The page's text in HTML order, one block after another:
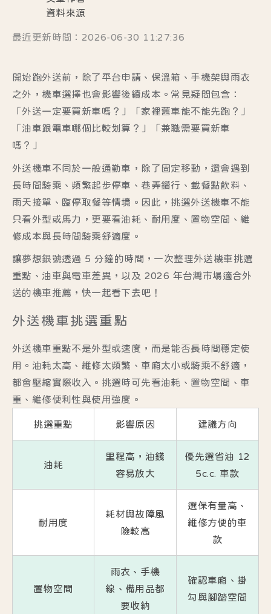
資料來源
最近更新時間：2026-06-30 11:27:36
開始跑外送前，除了平台申請、保溫箱、手機架與雨衣
之外，機車選擇也會影響後續成本。常見疑問包含：
「外送一定要買新車嗎？」「家裡舊車能不能先跑？」
「油車跟電車哪個比較划算？」「兼職需要買新車
嗎？」
外送機車不同於一般通勤車，除了固定移動，還會遇到
長時間騎乘、頻繁起步停車、巷弄鑽行、載餐點飲料、
雨天接單、臨停取餐等情境。因此，挑選外送機車不能
只看外型或馬力，更要看油耗、耐用度、置物空間、維
修成本與長時間騎乘舒適度。
讓夢想銀號透過 5 分鐘的時間，一次整理外送機車挑選
重點、油車與電車差異，以及 2026 年台灣市場適合外
送的機車推薦，快一起看下去吧！
外送機車挑選重點
外送機車重點不是外型或速度，而是能否長時間穩定使
用。油耗太高、維修太頻繁、車廂太小或騎乘不舒適，
都會壓縮實際收入。挑選時可先看油耗、置物空間、車
重、維修便利性與使用強度。
挑選重點 影響原因 建議方向
油耗
里程高，油錢
容易放大
優先選省油 12
5c.c. 車款
耐用度
耗材與故障風
險較高
選保有量高、
維修方便的車
款
置物空間
雨衣、手機
線、備用品都
要收納
確認車廂、掛
勾與腳踏空間